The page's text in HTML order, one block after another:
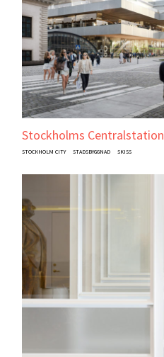
Stockholms Centralstation
STOCKHOLM CITY STADSBYGGNAD SKISS